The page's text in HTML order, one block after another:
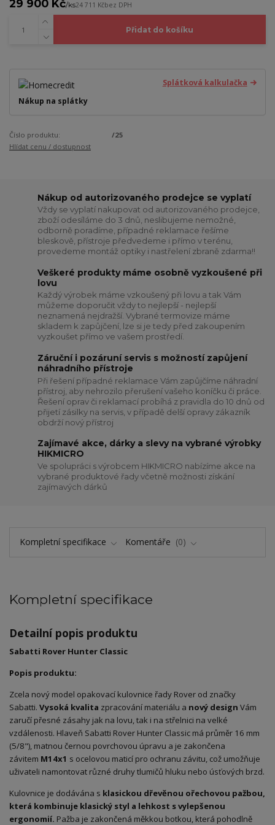
29 900 Kč/ks24 711 Kčbez DPH
Přidat do košíku
Splátková kalkulačka
Nákup na splátky
Číslo produktu:
/25
Hlídat cenu / dostupnost
Nákup od autorizovaného prodejce se vyplatí
Vždy se vyplatí nakupovat od autorizovaného prodejce,
zboží odesíláme do 3 dnů, neslibujeme nemožné,
odborně poradíme, případné reklamace řešíme
bleskově, přístroje předvedeme i přímo v terénu,
provedeme montáž optiky i nastřelení zbraně zdarma!!
Veškeré produkty máme osobně vyzkoušené při
lovu
Každý výrobek máme vzkoušený při lovu a tak Vám
můžeme doporučit vždy to nejlepší - nejlepší
neznamená nejdražší. Vybrané termovize máme
skladem k zapůjčení, lze si je tedy před zakoupením
vyzkoušet přímo ve vašem prostředí.
Záruční i pozáruní servis s možností zapůjení
náhradního přístroje
Při řešení případné reklamace Vám zapůjčíme náhradní
přístroj, aby nehrozilo přerušení vašeho koníčku či práce.
Řešení oprav či reklamací probíhá z pravidla do 10 dnů od
přijetí zásilky na servis, v případě delší opravy zákazník
obdrží nový přístroj
Zajímavé akce, dárky a slevy na vybrané výrobky
HIKMICRO
Ve spolupráci s výrobcem HIKMICRO nabízíme akce na
vybrané produktové řady včetně možnosti získání
zajímavých dárků
Kompletní specifikace Komentáře 0
Kompletní specifikace
Detailní popis produktu
Sabatti Rover Hunter Classic
Popis produktu:
Zcela nový model opakovací kulovnice řady Rover od značky
Sabatti. Vysoká kvalita zpracování materiálu a nový design Vám
zaručí přesné zásahy jak na lovu, tak i na střelnici na velké
vzdálenosti. Hlaveň Sabatti Rover Hunter Classic má průměr 16 mm
(5/8"), matnou černou povrchovou úpravu a je zakončena
závitem M14x1 s ocelovou maticí pro ochranu závitu, což umožňuje
uživateli namontovat různé druhy tlumičů hluku nebo úsťových brzd.
Kulovnice je dodávána s klasickou dřevěnou ořechovou pažbou,
která kombinuje klasický styl a lehkost s vylepšenou
ergonomií. Pažba je zakončená měkkou botkou, která pohodlně